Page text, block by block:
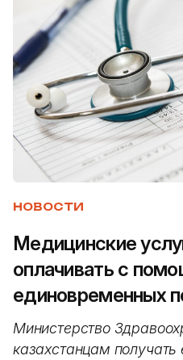
НОВОСТИ
Медицинские
оплачивать с
единовременных
Министерство
казахстанцам